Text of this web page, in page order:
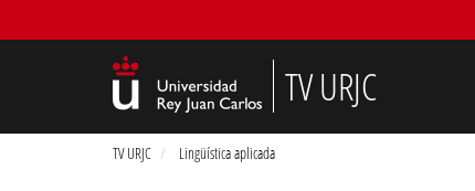
TV URJC
TV URJC Lingüística aplicada